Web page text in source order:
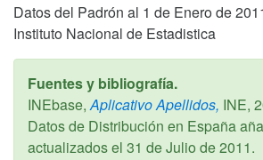
Datos del Padrón al 1 de Enero de
Instituto Nacional de Estadistica
Fuentes y bibliografía.
INEbase, Aplicativo Apellidos, INE,
Datos de Distribución en España
actualizados el 31 de Julio de 2011.